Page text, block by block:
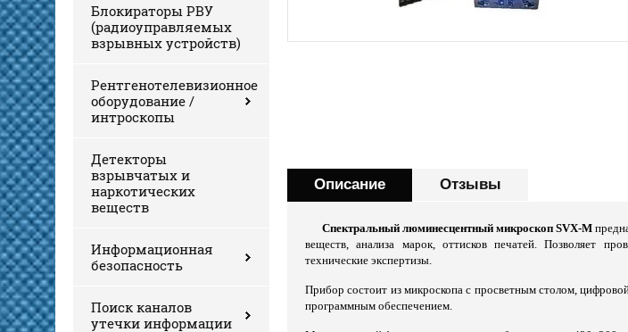
Блокираторы РВУ
(радиоуправляемых
взрывных устройств)
Рентгенотелевизионное
оборудование /
интроскопы
Детекторы
взрывчатых и
наркотических
веществ
Информационная
безопасность
Поиск каналов
утечки информации
Описание Отзывы
Спектральный люминесцентный микроскоп SVX-M
веществ, анализа марок, оттисков печатей. Позволяет
технические экспертизы.
Прибор состоит из микроскопа с просветным столом,
программным обеспечением.